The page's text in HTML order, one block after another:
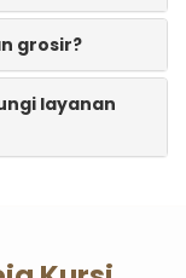
grosir?
layanan